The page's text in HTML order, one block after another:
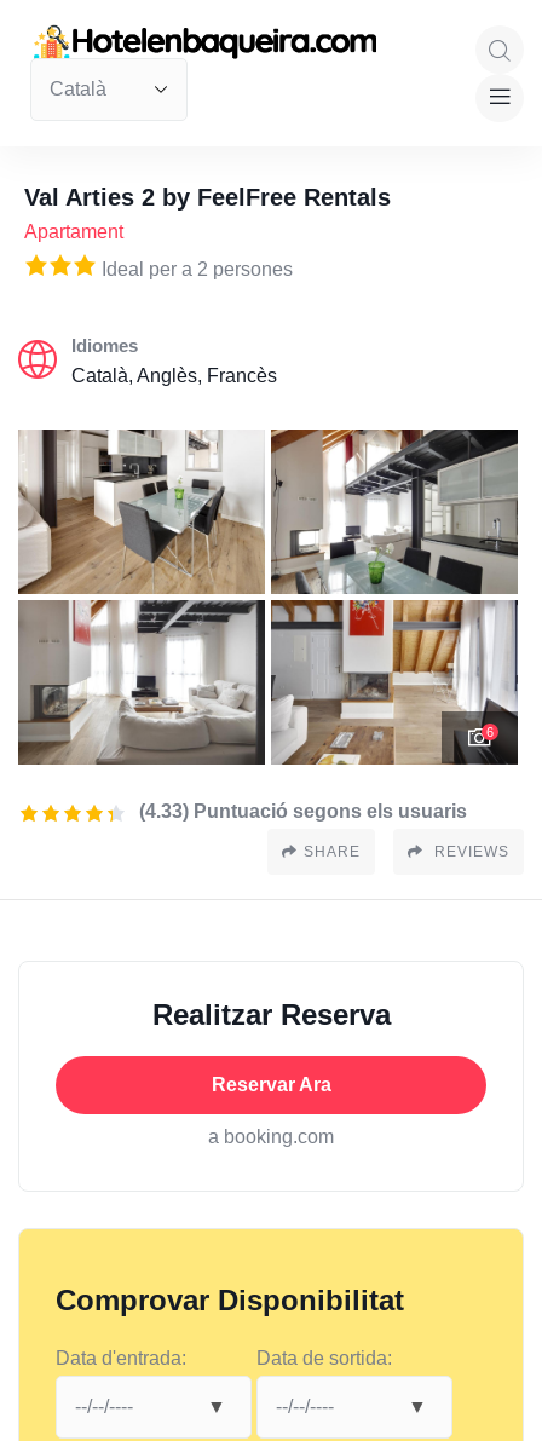
Val Arties 2 by FeelFree Rentals
Apartament
Ideal per a 2 persones
Idiomes
Català, Anglès, Francès
6
(4.33) Puntuació segons els usuaris
SHARE REVIEWS
Realitzar Reserva
Reservar Ara
a booking.com
Comprovar Disponibilitat
Data d'entrada: Data de sortida: